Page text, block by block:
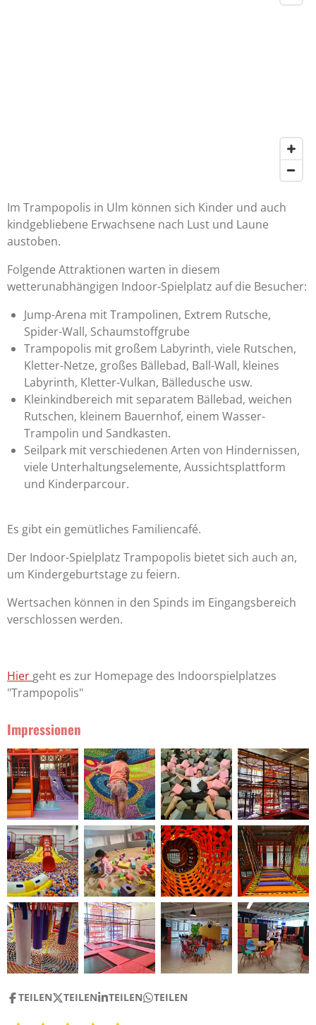
Im Trampopolis in Ulm können sich Kinder und auch
kindgebliebene Erwachsene nach Lust und Laune
austoben.
Folgende Attraktionen warten in diesem
wetterunabhängigen Indoor-Spielplatz auf die Besucher:
Jump-Arena mit Trampolinen, Extrem Rutsche,
Spider-Wall, Schaumstoffgrube
Trampopolis mit großem Labyrinth, viele Rutschen,
Kletter-Netze, großes Bällebad, Ball-Wall, kleines
Labyrinth, Kletter-Vulkan, Bälledusche usw.
Kleinkindbereich mit separatem Bällebad, weichen
Rutschen, kleinem Bauernhof, einem Wasser-
Trampolin und Sandkasten.
Seilpark mit verschiedenen Arten von Hindernissen,
viele Unterhaltungselemente, Aussichtsplattform
und Kinderparcour.
Es gibt ein gemütliches Familiencafé.
Der Indoor-Spielplatz Trampopolis bietet sich auch an,
um Kindergeburtstage zu feiern.
Wertsachen können in den Spinds im Eingangsbereich
verschlossen werden.
Hier geht es zur Homepage des Indoorspielplatzes
"Trampopolis"
Impressionen
TEILEN TEILEN TEILEN TEILEN